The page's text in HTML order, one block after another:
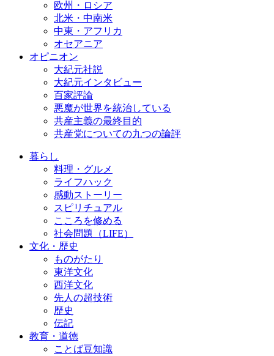
欧州・ロシア
北米・中南米
中東・アフリカ
オセアニア
オピニオン
大紀元社説
大紀元インタビュー
百家評論
悪魔が世界を統治している
共産主義の最終目的
共産党についての九つの論評
暮らし
料理・グルメ
ライフハック
感動ストーリー
スピリチュアル
こころを修める
社会問題（LIFE）
文化・歴史
ものがたり
東洋文化
西洋文化
先人の超技術
歴史
伝記
教育・道徳
ことば豆知識